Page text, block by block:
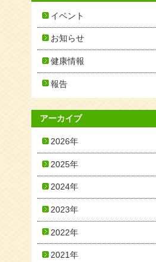
イベント
お知らせ
健康情報
報告
アーカイブ
2026年
2025年
2024年
2023年
2022年
2021年